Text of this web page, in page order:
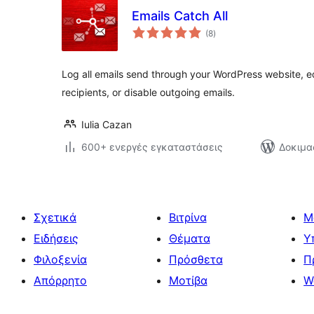
Emails Catch All
(8αξιολογήσεις
σύνολο
)
Log all emails send through your WordPress website,
recipients, or disable outgoing emails.
Iulia Cazan
600+ ενεργές εγκαταστάσεις
Σχετικά
Ειδήσεις
Φιλοξενία
Απόρρητο
Βιτρίνα
Θέματα
Πρόσθετα
Μοτίβα